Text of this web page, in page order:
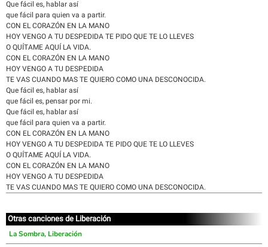
Que fácil es, hablar así
que fácil para quien va a partir.
CON EL CORAZÓN EN LA MANO
HOY VENGO A TU DESPEDIDA TE PIDO QUE TE LO LLEVES
O QUÍTAME AQUÍ LA VIDA.
CON EL CORAZÓN EN LA MANO
HOY VENGO A TU DESPEDIDA
TE VAS CUANDO MAS TE QUIERO COMO UNA DESCONOCIDA.
Que fácil es, hablar así
que fácil es, pensar por mi.
Que fácil es, hablar así
que fácil para quien va a partir.
CON EL CORAZÓN EN LA MANO
HOY VENGO A TU DESPEDIDA TE PIDO QUE TE LO LLEVES
O QUÍTAME AQUÍ LA VIDA.
CON EL CORAZÓN EN LA MANO
HOY VENGO A TU DESPEDIDA
TE VAS CUANDO MAS TE QUIERO COMO UNA DESCONOCIDA.
Otras canciones de Liberación
La Sombra, Liberación